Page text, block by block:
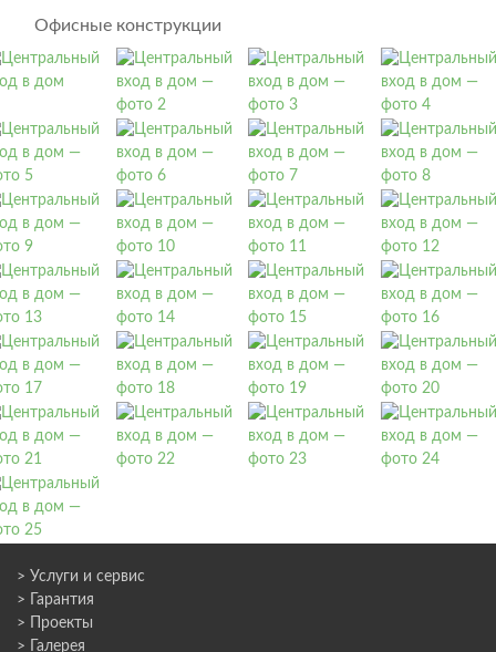
Офисные конструкции
> Услуги и сервис
> Гарантия
> Проекты
> Галерея